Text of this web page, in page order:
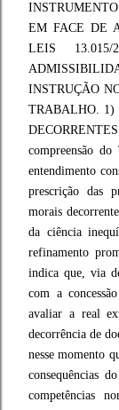
EM FACE DE
LEIS
INSTRUÇÃO
TRABALHO. 1)
compreensão
entendimento
prescrição das
morais
da ciência
refinamento
indica que, via
com a
avaliar a real
decorrência de
nesse momento
consequências
competências